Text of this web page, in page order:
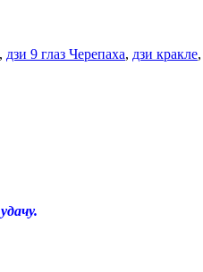
, дзи 9 глаз Черепаха, дзи кракле,